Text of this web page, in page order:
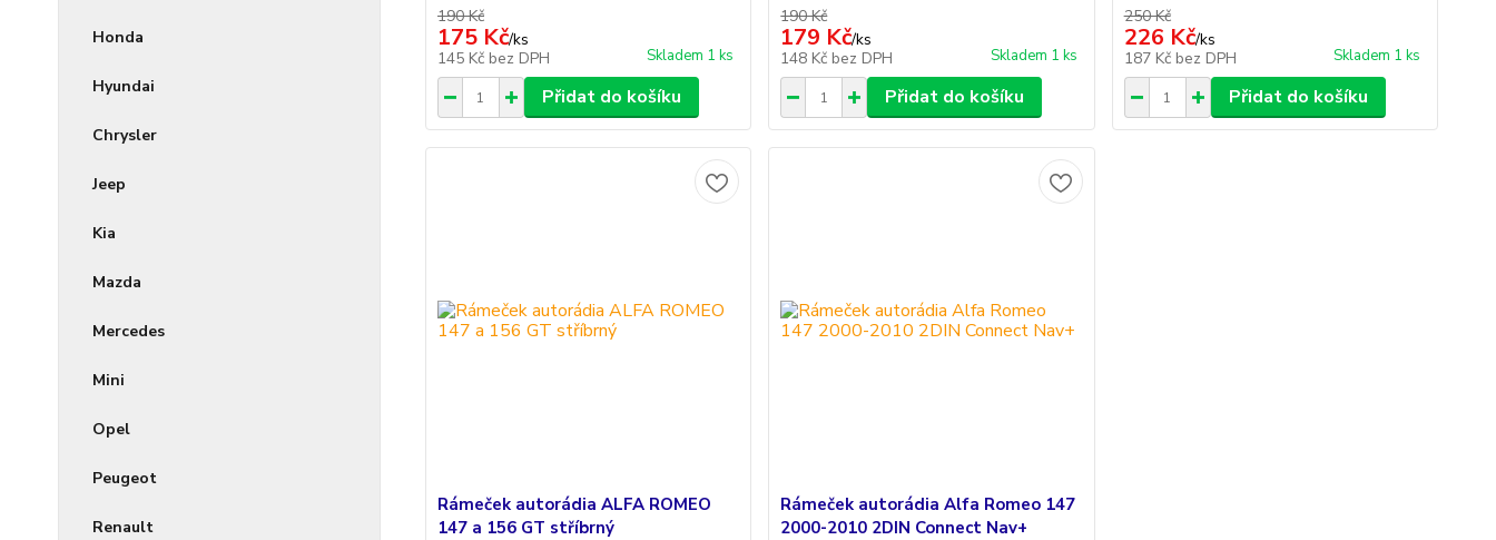
Honda
Hyundai
Chrysler
Jeep
Kia
Mazda
Mercedes
Mini
Opel
Peugeot
Renault
190 Kč
175 Kč/ks
145 Kč bez DPH Skladem 1 ks
Přidat do košíku
190 Kč
179 Kč/ks
148 Kč bez DPH Skladem 1 ks
Přidat do košíku
250 Kč
226 Kč/ks
187 Kč bez DPH Skladem 1 ks
Přidat do košíku
Rámeček autorádia ALFA ROMEO
147 a 156 GT stříbrný
Rámeček autorádia Alfa Romeo 147
2000-2010 2DIN Connect Nav+